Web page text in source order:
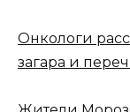
Онкологи
загара и